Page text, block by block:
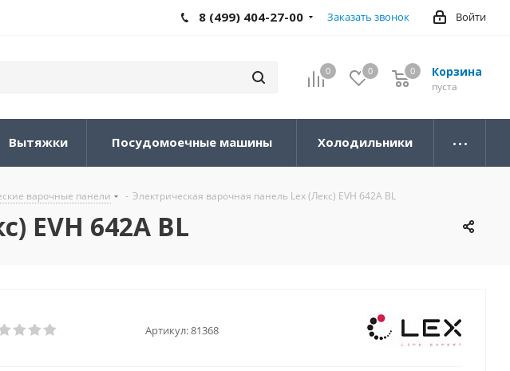
Войти
8 (499) 404-27-00 Заказать звонок
0 0 Корзина
0
пуста
0
Вытяжки Посудомоечные машины Холодильники
варочные панели - Электрическая варочная панель Lex (Лекс) EVH 642A BL
EVH 642A BL
Артикул:81368